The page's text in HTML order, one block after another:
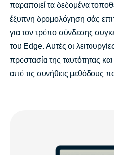
παραποιεί τα δεδομένα
έξυπνη δρομολόγηση σάς
για τον τρόπο σύνδεσης
του Edge. Αυτές οι
προστασία της ταυτότητας
από τις συνήθεις μεθόδους